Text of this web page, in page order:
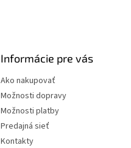
Informácie pre vás
Ako nakupovať
Možnosti dopravy
Možnosti platby
Predajná sieť
Kontakty